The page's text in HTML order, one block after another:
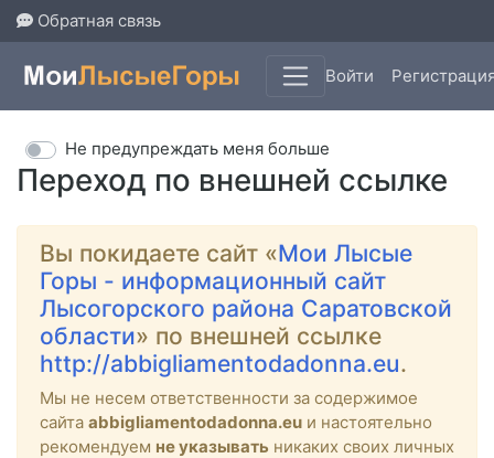
Обратная связь
Войти
Переход по внешней ссылке
Не предупреждать меня больше
Вы покидаете сайт «Мои Лысые
Горы - информационный сайт
Лысогорского района Саратовской
области» по внешней ссылке
http://abbigliamentodadonna.eu.
Мы не несем ответственности за содержимое
сайта abbigliamentodadonna.eu и настоятельно
рекомендуем не указывать никаких своих личных